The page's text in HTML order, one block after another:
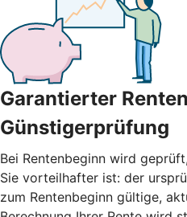
Garantierter
Günstigerprüfung
Bei Rentenbeginn wird
Sie vorteilhafter ist: der
zum Rentenbeginn gültige,